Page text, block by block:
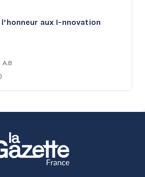
aux I-nnovation
A.B